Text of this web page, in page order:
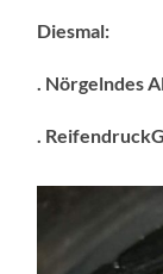
Diesmal:
. Nörgelndes
.